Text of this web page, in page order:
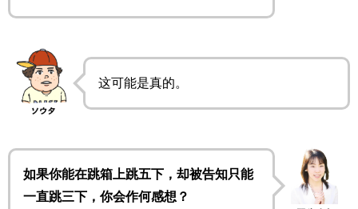
这可能是真的。
如果你能在跳箱上跳五下，却被告知只能
一直跳三下，你会作何感想？